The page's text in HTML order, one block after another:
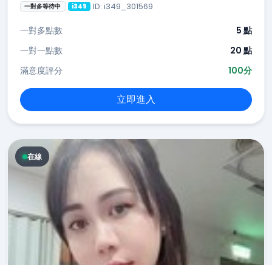
一對多等待中 i349 ID: i349_301569
一對多點數
5 點
一對一點數
20 點
滿意度評分
100分
立即進入
在線